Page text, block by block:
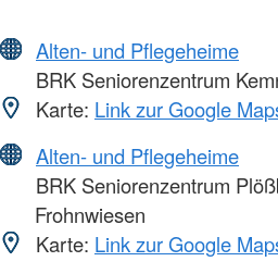
Alten- und Pflegeheime
BRK Seniorenzentrum
Karte: Link zur Google
Alten- und Pflegeheime
BRK Seniorenzentrum
Frohnwiesen
Karte: Link zur Google